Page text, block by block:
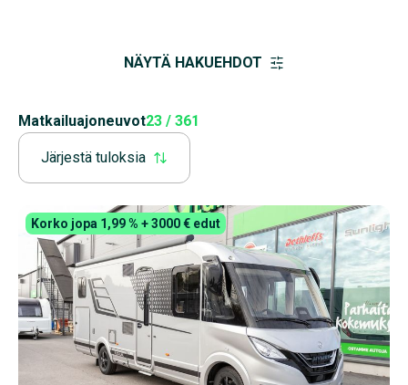
NÄYTÄ HAKUEHDOT
Matkailuajoneuvot23 / 361
Järjestä tuloksia
Korko jopa 1,99 % + 3000 € edut